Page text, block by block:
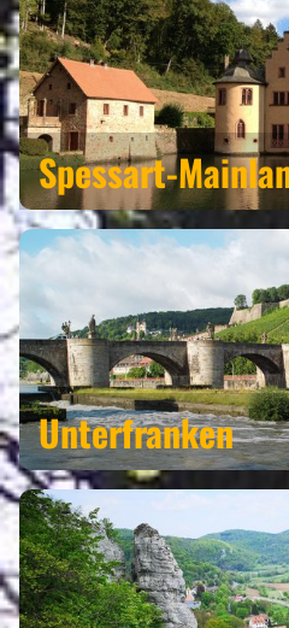
Spessart-
Unterfranken